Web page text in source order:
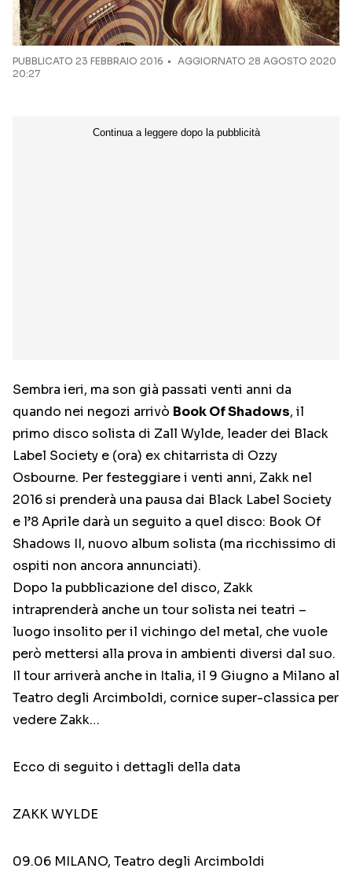
PUBBLICATO 23 FEBBRAIO 2016
AGGIORNATO 28 AGOSTO 2020
20:27
Sembra ieri, ma son già passati venti anni da
quando nei negozi arrivò Book Of Shadows, il
primo disco solista di Zall Wylde, leader dei Black
Label Society e (ora) ex chitarrista di Ozzy
Osbourne. Per festeggiare i venti anni, Zakk nel
2016 si prenderà una pausa dai Black Label Society
e l’8 Aprile darà un seguito a quel disco: Book Of
Shadows II, nuovo album solista (ma ricchissimo di
ospiti non ancora annunciati).
Dopo la pubblicazione del disco, Zakk
intraprenderà anche un tour solista nei teatri –
luogo insolito per il vichingo del metal, che vuole
però mettersi alla prova in ambienti diversi dal suo.
Il tour arriverà anche in Italia, il 9 Giugno a Milano al
Teatro degli Arcimboldi, cornice super-classica per
vedere Zakk…
Ecco di seguito i dettagli della data
ZAKK WYLDE
09.06 MILANO, Teatro degli Arcimboldi